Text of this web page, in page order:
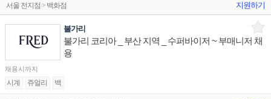
서울 전지점 > 백화점 지원하기
불가리
불가리 코리아 _ 부산 지역 _ 수퍼바이저 ~ 부매니저 채
용
채용시까지
시계 쥬얼리 백